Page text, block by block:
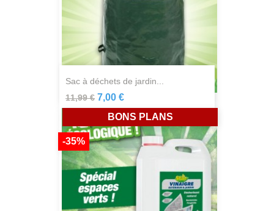
sac à déchets de jardin...
11,99 € 7,00 €
-35%
BONS PLANS